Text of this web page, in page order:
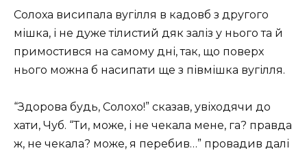
Солоха висипала вугілля в кадовб з другого
мішка, і не дуже тілистий дяк заліз у нього та й
примостився на самому дні, так, що поверх
нього можна б насипати ще з півмішка вугілля.
“Здорова будь, Солохо!” сказав, увіходячи до
хати, Чуб. “Ти, може, і не чекала мене, га? правда
ж, не чекала? може, я перебив…” провадив далі